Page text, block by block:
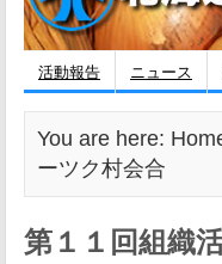
活動報告 ニュース
You are here:
ーツク村会合
第１１回組織